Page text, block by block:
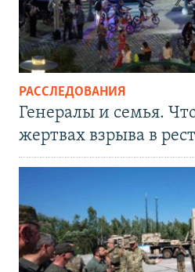
РАССЛЕДОВАНИЯ
Генералы и семья.
жертвах взрыва в